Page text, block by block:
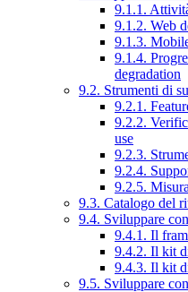
9.1.1.
9.1.2. Web
9.1.3.
9.1.4.
degradation
9.2. Strumenti di
9.2.1.
9.2.2.
use
9.2.3.
9.2.4.
9.2.5.
9.3. Catalogo del
9.4. Sviluppare
9.4.1. Il
9.4.2. Il kit
9.4.3. Il kit
9.5. Sviluppare